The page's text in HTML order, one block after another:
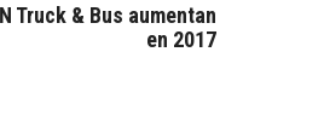
Truck & Bus aumentan
en 2017